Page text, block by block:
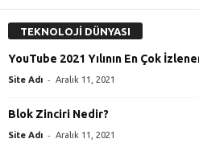
TEKNOLOJİ DÜNYASI
YouTube 2021 Yılının En Çok
Site Adı - Aralık 11, 2021
Blok Zinciri Nedir?
Site Adı - Aralık 11, 2021